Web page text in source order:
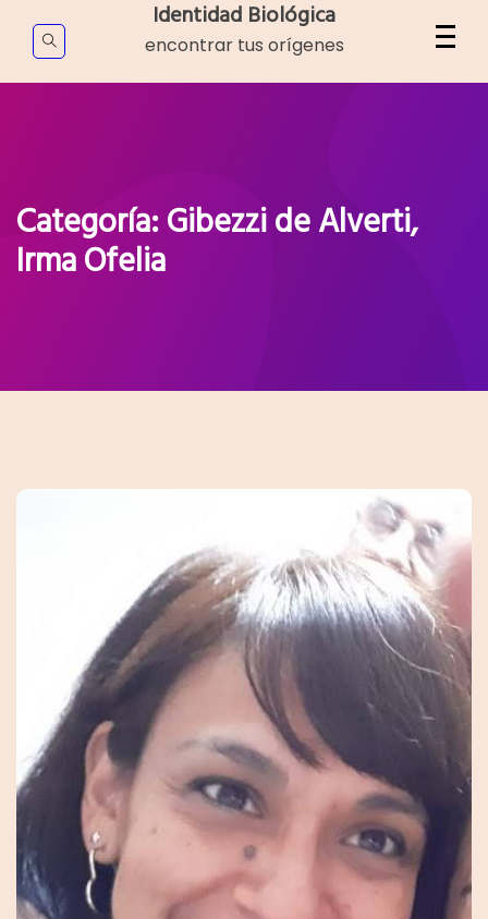
content
Identidad Biológica
encontrar tus orígenes
Categoría:Gibezzi de Alverti,
Irma Ofelia